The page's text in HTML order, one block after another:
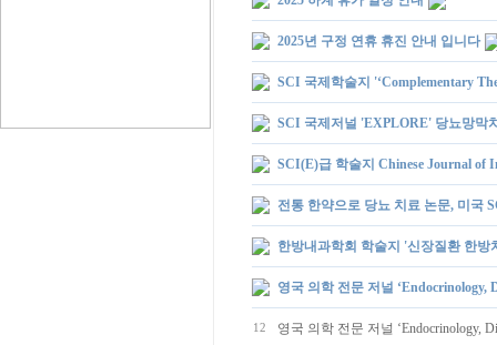
2025년 구정 연휴 휴진 안내 입니다
SCI 국제학술지 '‘Complementary
SCI 국제저널 'EXPLORE' 당뇨망막
SCI(E)급 학술지 Chinese Journal of
전통 한약으로 당뇨 치료 논문, 미국
한방내과학회 학술지 '신장질환 한방
영국 의학 전문 저널 ‘Endocrinology,
12 영국 의학 전문 저널 ‘Endocrinology,